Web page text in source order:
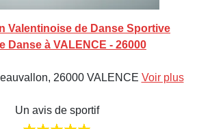
Valentinoise de Danse Sportive
Danse à VALENCE - 26000
26000 VALENCE Voir plus
Un avis de sportif